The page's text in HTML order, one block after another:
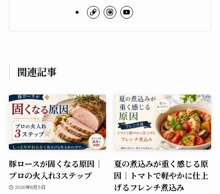
関連記事
豚ロースが固くなる原因｜
プロの火入れ3ステップ
2026年8月5日
夏の煮込みが重く感じる原
因｜トマトで軽やかに仕上
げるフレンチ煮込み